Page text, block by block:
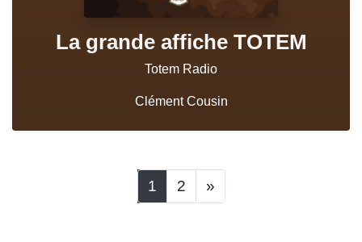
La grande affiche TOTEM
Totem Radio
Clément Cousin
1 2 »